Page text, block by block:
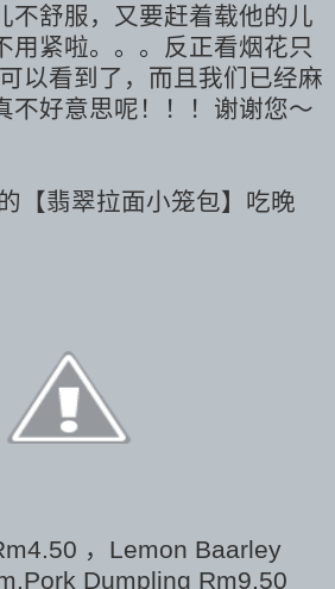
不舒服，又要赶着载他的儿
用紧啦。。。反正看烟花只
以看到了，而且我们已经麻
不好意思呢！！！谢谢您～
【翡翠拉面小笼包】吃晚
，Lemon Baarley
Dumpling Rm9.50